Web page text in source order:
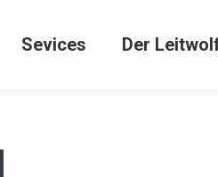
Sevices Der